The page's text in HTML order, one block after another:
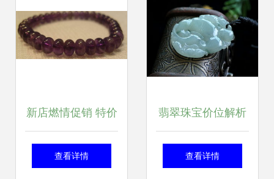
新店燃情促销 特价
厂价直销纯天然A
查看详情
翡翠珠宝价位解析
4600元与4680元商
查看详情